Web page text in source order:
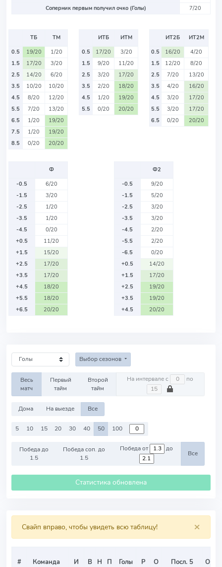
Соперник первым получил очко (Голы)
7/20
ТБ
ТМ
0.5
19/20
1/20
1.5
17/20
3/20
2.5
14/20
6/20
3.5
10/20
10/20
4.5
8/20
12/20
5.5
7/20
13/20
6.5
1/20
19/20
7.5
1/20
19/20
8.5
0/20 20/20
ИТБ
ИТМ
0.5
17/20
3/20
1.5
9/20
11/20
2.5
3/20
17/20
3.5
2/20
18/20
4.5
1/20
19/20
5.5
0/20 20/20
ИТ2Б
ИТ2М
0.5
16/20
4/20
1.5
12/20
8/20
2.5
7/20
13/20
3.5
4/20
16/20
4.5
3/20
17/20
5.5
3/20
17/20
6.5
0/20 20/20
Ф
-0.5
6/20
-1.5
3/20
-2.5
1/20
-3.5
1/20
-4.5
0/20
+0.5
11/20
+1.5
15/20
+2.5
17/20
+3.5
17/20
+4.5
18/20
+5.5
18/20
+6.5
20/20
Ф2
-0.5
9/20
-1.5
5/20
-2.5
3/20
-3.5
3/20
-4.5
2/20
-5.5
2/20
-6.5
0/20
+0.5
14/20
+1.5
17/20
+2.5
19/20
+3.5
19/20
+4.5
20/20
Выбор сезонов
Весь
матч
Первый
тайм
Второй
тайм
На интервале с по
Дома На выезде Все
5 10 15 20 30 40 50 100
Победа до
1.5
Победа соп. до
1.5
Победа от до
Все
Статистика обновлена
×
Свайп вправо, чтобы увидеть всю таблицу!
# Команда И В Н П Голы Р О Посл. 5 О/И